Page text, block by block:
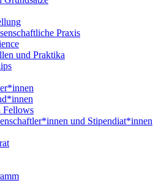
Praxis
und Praktika
Fellows
und Stipendiat*innen